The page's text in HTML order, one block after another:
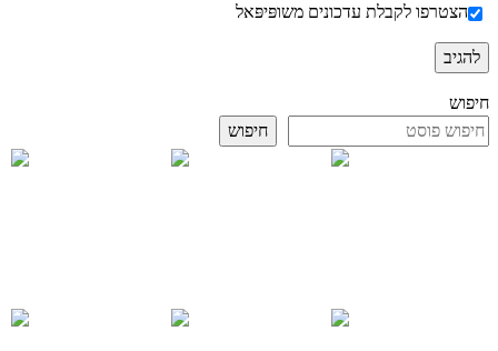
הצטרפו לקבלת עדכונים משופּיפּאל
חיפוש
חיפוש